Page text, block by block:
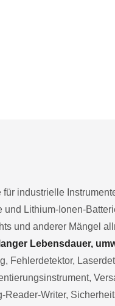
industrielle
Lithium-Ionen-
und anderer Mängel
Lebensdauer,
Fehlerdetektor,
Writer,